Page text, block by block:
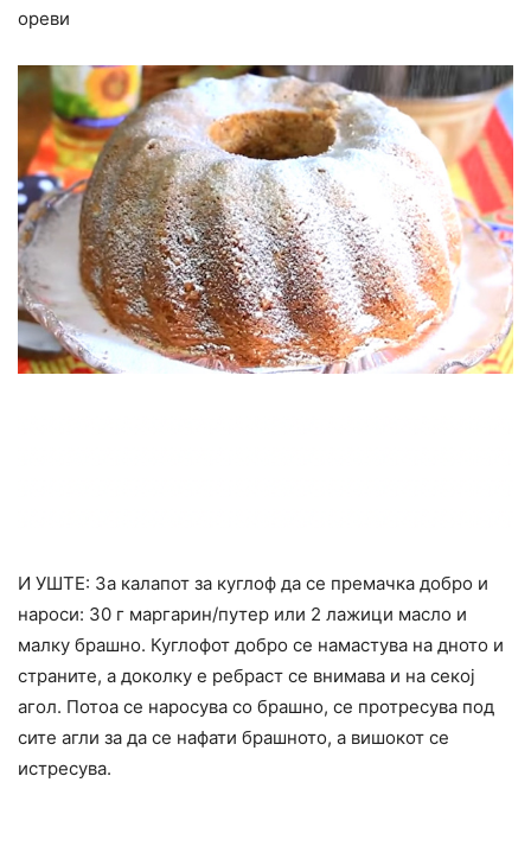
ореви
И УШТЕ: За калапот за куглоф да се премачка добро и
нароси: 30 г маргарин/путер или 2 лажици масло и
малку брашно. Куглофот добро се намастува на дното и
страните, а доколку е ребраст се внимава и на секој
агол. Потоа се наросува со брашно, се протресува под
сите агли за да се нафати брашното, а вишокот се
истресува.